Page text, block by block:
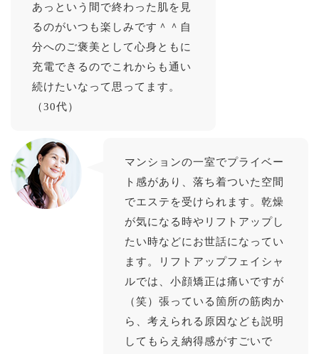
あっという間で終わった肌を見
るのがいつも楽しみです＾＾自
分へのご褒美として心身ともに
充電できるのでこれからも通い
続けたいなって思ってます。
（30代）
マンションの一室でプライベー
ト感があり、落ち着ついた空間
でエステを受けられます。乾燥
が気になる時やリフトアップし
たい時などにお世話になってい
ます。リフトアップフェイシャ
ルでは、小顔矯正は痛いですが
（笑）張っている箇所の筋肉か
ら、考えられる原因なども説明
してもらえ納得感がすごいで